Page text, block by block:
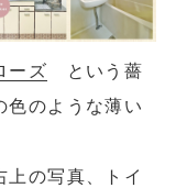
ーズ という薔
色のような薄い
の写真、トイ